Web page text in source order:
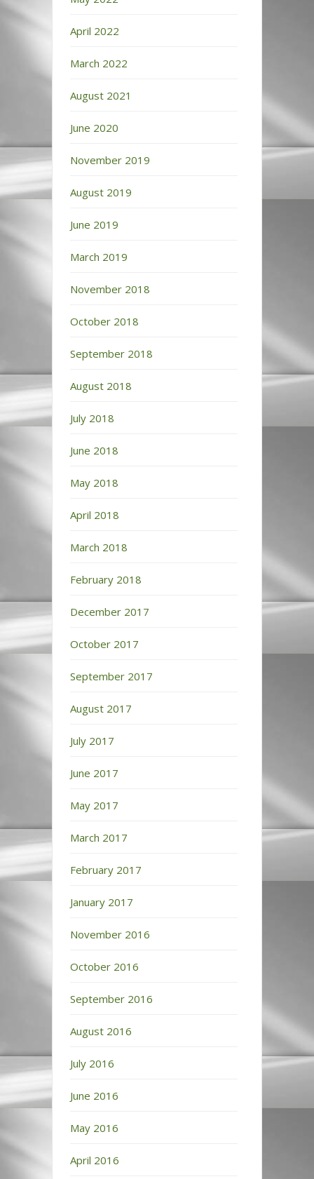
April 2022
March 2022
August 2021
June 2020
November 2019
August 2019
June 2019
March 2019
November 2018
October 2018
September 2018
August 2018
July 2018
June 2018
May 2018
April 2018
March 2018
February 2018
December 2017
October 2017
September 2017
August 2017
July 2017
June 2017
May 2017
March 2017
February 2017
January 2017
November 2016
October 2016
September 2016
August 2016
July 2016
June 2016
May 2016
April 2016